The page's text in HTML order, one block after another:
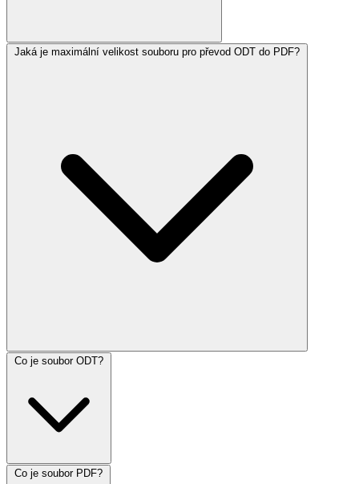
Jaká je maximální velikost souboru pro převod ODT do PDF?
Co je soubor ODT?
Co je soubor PDF?